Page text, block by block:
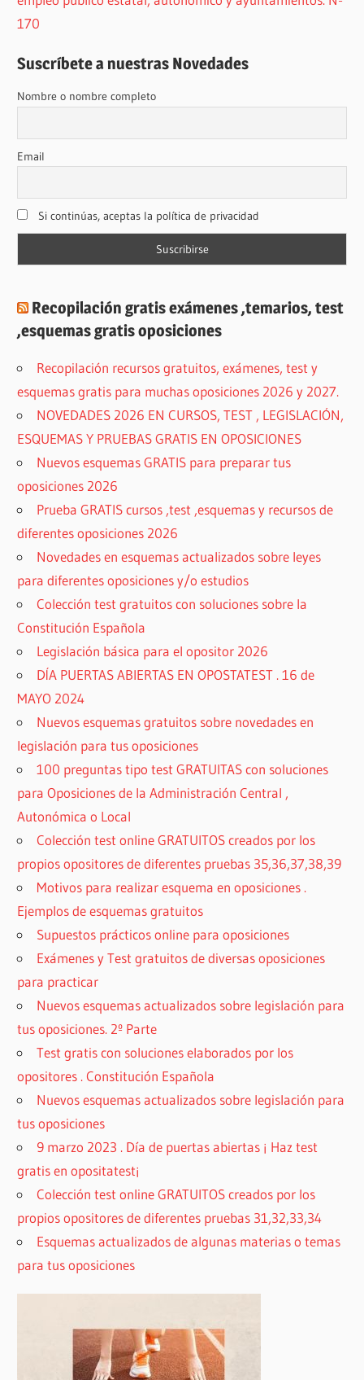
170
Suscríbete a nuestras Novedades
Nombre o nombre completo
Email
Si continúas, aceptas la política de privacidad
Recopilación gratis exámenes ,temarios, test
,esquemas gratis oposiciones
Recopilación recursos gratuitos, exámenes, test y
esquemas gratis para muchas oposiciones 2026 y 2027.
NOVEDADES 2026 EN CURSOS, TEST , LEGISLACIÓN,
ESQUEMAS Y PRUEBAS GRATIS EN OPOSICIONES
Nuevos esquemas GRATIS para preparar tus
oposiciones 2026
Prueba GRATIS cursos ,test ,esquemas y recursos de
diferentes oposiciones 2026
Novedades en esquemas actualizados sobre leyes
para diferentes oposiciones y/o estudios
Colección test gratuitos con soluciones sobre la
Constitución Española
Legislación básica para el opositor 2026
DÍA PUERTAS ABIERTAS EN OPOSTATEST . 16 de
MAYO 2024
Nuevos esquemas gratuitos sobre novedades en
legislación para tus oposiciones
100 preguntas tipo test GRATUITAS con soluciones
para Oposiciones de la Administración Central ,
Autonómica o Local
Colección test online GRATUITOS creados por los
propios opositores de diferentes pruebas 35,36,37,38,39
Motivos para realizar esquema en oposiciones .
Ejemplos de esquemas gratuitos
Supuestos prácticos online para oposiciones
Exámenes y Test gratuitos de diversas oposiciones
para practicar
Nuevos esquemas actualizados sobre legislación para
tus oposiciones. 2º Parte
Test gratis con soluciones elaborados por los
opositores . Constitución Española
Nuevos esquemas actualizados sobre legislación para
tus oposiciones
9 marzo 2023 . Día de puertas abiertas ¡ Haz test
gratis en opositatest¡
Colección test online GRATUITOS creados por los
propios opositores de diferentes pruebas 31,32,33,34
Esquemas actualizados de algunas materias o temas
para tus oposiciones